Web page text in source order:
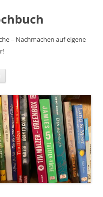
– Nachmachen auf eigene